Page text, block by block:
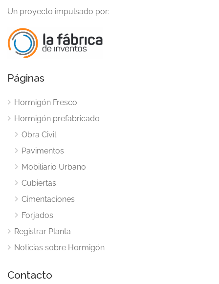
Un proyecto impulsado por:
Páginas
Hormigón Fresco
Hormigón prefabricado
Obra Civil
Pavimentos
Mobiliario Urbano
Cubiertas
Cimentaciones
Forjados
Registrar Planta
Noticias sobre Hormigón
Contacto